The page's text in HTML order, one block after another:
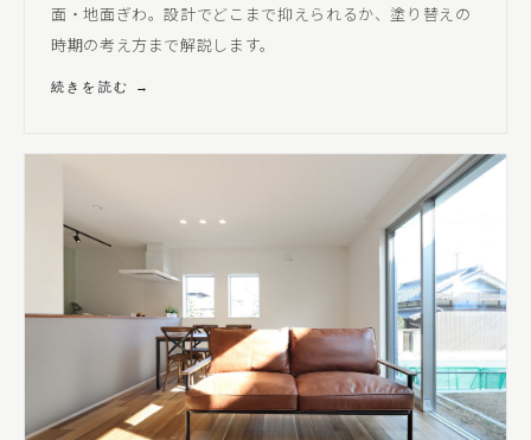
面・地面ぎわ。設計でどこまで抑えられるか、塗り替えの
時期の考え方まで解説します。
続きを読む →